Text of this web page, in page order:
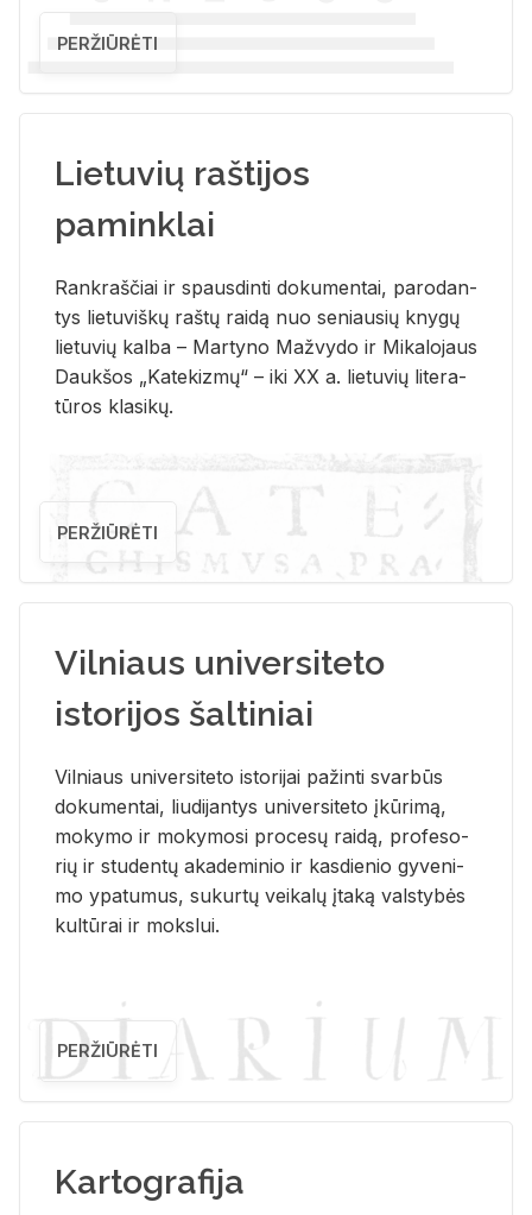
PERŽIŪRĖTI
Lietuvių raštijos
paminklai
Rank­raš­čiai ir spaus­din­ti do­ku­men­tai, pa­ro­dan­
tys lie­tu­viš­kų raš­tų rai­dą nuo se­niau­sių kny­gų
lie­tu­vių kal­ba – Mar­ty­no Ma­žvy­do ir Mi­ka­lo­jaus
Dauk­šos „Ka­te­kiz­mų“ – iki XX a. lie­tu­vių li­te­ra­
tū­ros kla­si­kų.
PERŽIŪRĖTI
Vilniaus universiteto
istorijos šaltiniai
Vil­niaus uni­ver­si­te­to is­to­ri­jai pa­žin­ti svar­būs
do­ku­men­tai, liu­di­jan­tys uni­ver­si­te­to įkū­ri­mą,
mo­ky­mo ir mo­ky­mo­si pro­ce­sų rai­dą, pro­fe­so­
rių ir stu­den­tų aka­de­mi­nio ir kas­die­nio gy­ve­ni­
mo ypa­tu­mus, su­kur­tų vei­ka­lų įta­ką vals­ty­bės
kul­tū­rai ir moks­lui.
PERŽIŪRĖTI
Kartografija